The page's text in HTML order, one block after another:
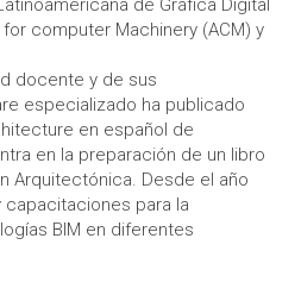
de Gráfica Digital
computer Machinery (ACM) y
docente y de sus
especializado ha publicado
en español de
en la preparación de un libro
Arquitectónica. Desde el año
capacitaciones para la
BIM en diferentes